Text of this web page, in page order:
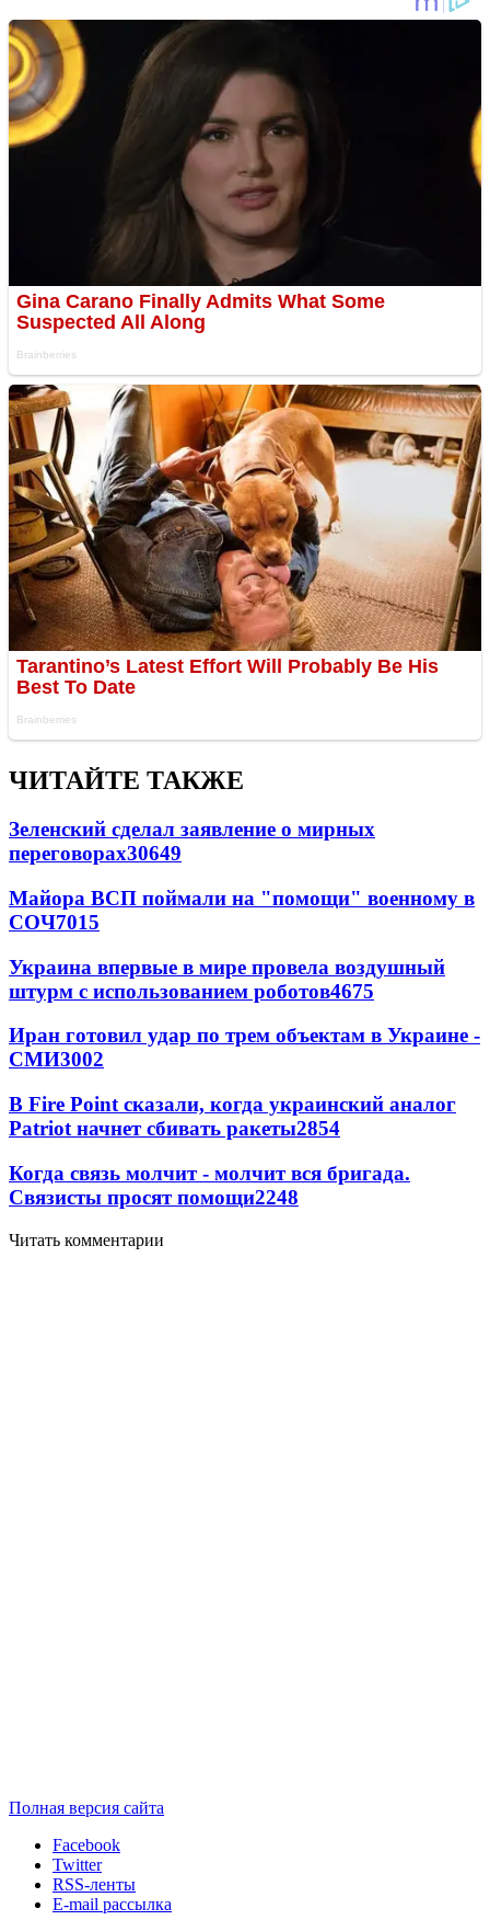
ЧИТАЙТЕ ТАКЖЕ
Зеленский сделал заявление о мирных
переговорах30649
Майора ВСП поймали на "помощи" военному в
СОЧ7015
Украина впервые в мире провела воздушный
штурм с использованием роботов4675
Иран готовил удар по трем объектам в Украине -
СМИ3002
В Fire Point сказали, когда украинский аналог
Patriot начнет сбивать ракеты2854
Когда связь молчит - молчит вся бригада.
Связисты просят помощи2248
Читать комментарии
Полная версия сайта
Facebook
Twitter
RSS-ленты
E-mail рассылка